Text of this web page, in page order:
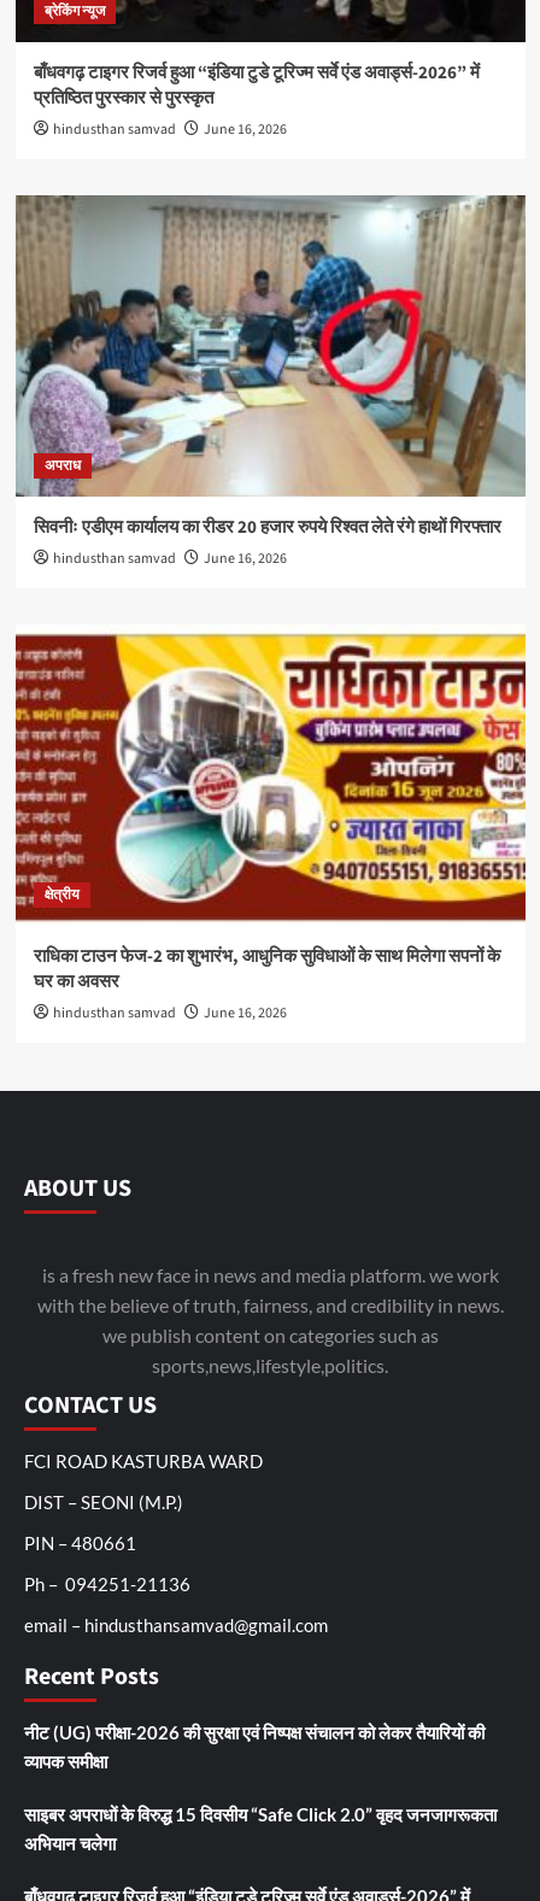
ब्रेकिंग न्यूज
बाँधवगढ़ टाइगर रिजर्व हुआ “इंडिया टुडे टूरिज्म सर्वे एंड अवार्ड्स-2026” में
प्रतिष्ठित पुरस्कार से पुरस्कृत
hindusthan samvad June 16, 2026
अपराध
सिवनीः एडीएम कार्यालय का रीडर 20 हजार रुपये रिश्वत लेते रंगे हाथों गिरफ्तार
hindusthan samvad June 16, 2026
क्षेत्रीय
राधिका टाउन फेज-2 का शुभारंभ, आधुनिक सुविधाओं के साथ मिलेगा सपनों के
घर का अवसर
hindusthan samvad June 16, 2026
ABOUT US
is a fresh new face in news and media platform. we work
with the believe of truth, fairness, and credibility in news.
we publish content on categories such as
sports,news,lifestyle,politics.
CONTACT US
FCI ROAD KASTURBA WARD
DIST – SEONI (M.P.)
PIN – 480661
Ph – 094251-21136
email – hindusthansamvad@gmail.com
Recent Posts
नीट (UG) परीक्षा-2026 की सुरक्षा एवं निष्पक्ष संचालन को लेकर तैयारियों की
व्यापक समीक्षा
साइबर अपराधों के विरुद्ध 15 दिवसीय “Safe Click 2.0” वृहद जनजागरूकता
अभियान चलेगा